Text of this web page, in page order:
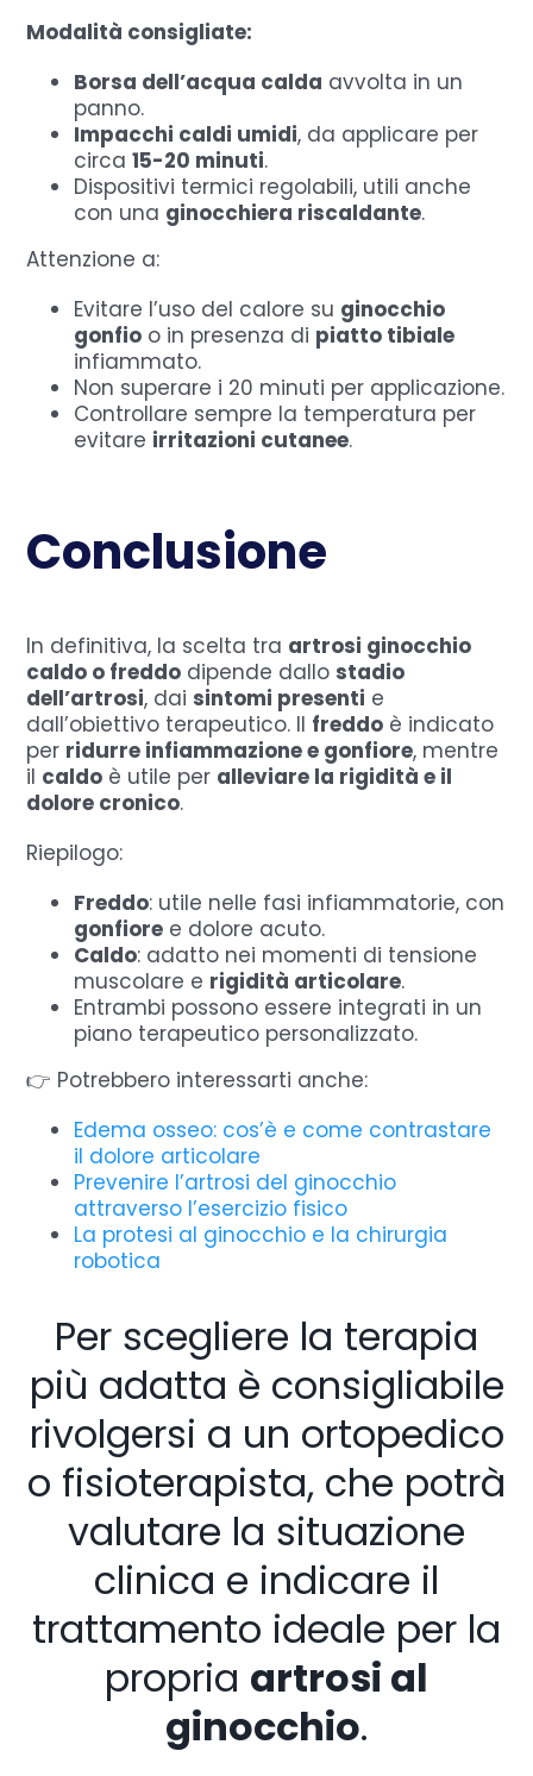
Modalità consigliate:
Borsa dell’acqua calda avvolta in un
panno.
Impacchi caldi umidi, da applicare per
circa15-20 minuti.
Dispositivi termici regolabili, utili anche
con una ginocchiera riscaldante.
Attenzione a:
Evitare l’uso del calore su ginocchio
gonfio o in presenza di piatto tibiale
infiammato.
Non superare i 20 minuti per applicazione.
Controllare sempre la temperatura per
evitare irritazioni cutanee.
Conclusione
In definitiva, la scelta tra artrosi ginocchio
caldo o freddo dipende dallostadio
dell’artrosi, daisintomi presenti e
dall’obiettivo terapeutico. Il freddo è indicato
per ridurre infiammazione e gonfiore, mentre
il caldo è utile per alleviare la rigidità e il
dolore cronico.
Riepilogo:
Freddo: utile nelle fasi infiammatorie, con
gonfiore e dolore acuto.
Caldo: adatto nei momenti di tensione
muscolare e rigidità articolare.
Entrambi possono essere integrati in un
piano terapeutico personalizzato.
👉 Potrebbero interessarti anche:
Edema osseo: cos’è e come contrastare
il dolore articolare
Prevenire l’artrosi del ginocchio
attraverso l’esercizio fisico
La protesi al ginocchio e la chirurgia
robotica
Per scegliere la terapia
più adatta è consigliabile
rivolgersi a un ortopedico
o fisioterapista, che potrà
valutare la situazione
clinica e indicare il
trattamento ideale per la
propria artrosi al
ginocchio.